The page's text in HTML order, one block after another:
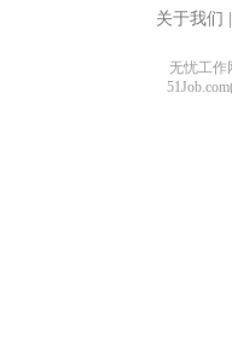
关于我们
无忧工作